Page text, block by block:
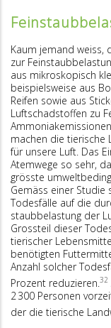
Kaum jemand weiss,
zur
aus mikroskopisch
beispielsweise aus
Reifen sowie aus
Luftschadstoffen zu
machen die tierische
für unsere Luft. Das
Atemwege so sehr,
grösste
Gemäss einer Studie
Todesfälle auf die
staubbelastung der
Grossteil dieser
tierischer
benötigten
Anzahl solcher
Prozent reduzieren. 32
2 300 Personen
der die tierische